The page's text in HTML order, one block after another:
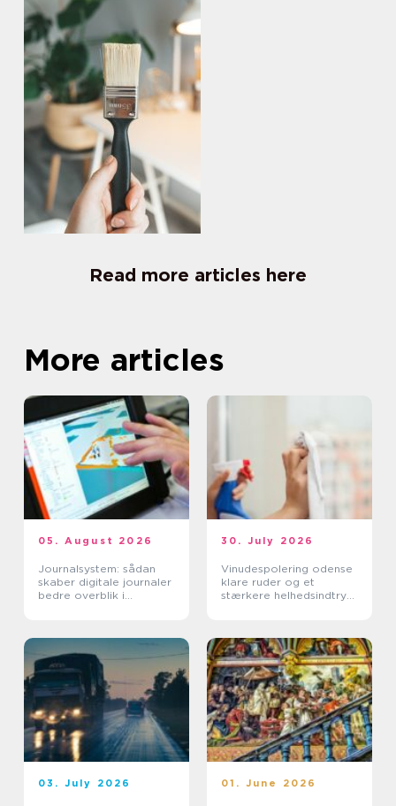
Read more articles here
More articles
05. August 2026
Journalsystem: sådan
skaber digitale journaler
bedre overblik i
30. July 2026
Vinudespolering odense
klare ruder og et
stærkere helhedsindtryk
03. July 2026 01. June 2026